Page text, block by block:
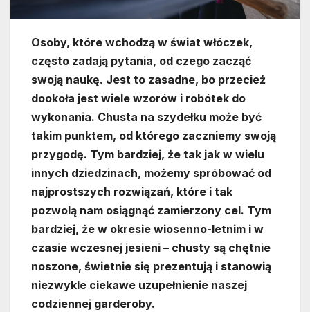
Osoby, które wchodzą w świat włóczek,
często zadają pytania, od czego zacząć
swoją naukę. Jest to zasadne, bo przecież
dookoła jest wiele wzorów i robótek do
wykonania. Chusta na szydełku może być
takim punktem, od którego zaczniemy swoją
przygodę. Tym bardziej, że tak jak w wielu
innych dziedzinach, możemy spróbować od
najprostszych rozwiązań, które i tak
pozwolą nam osiągnąć zamierzony cel. Tym
bardziej, że w okresie wiosenno-letnim i w
czasie wczesnej jesieni – chusty są chętnie
noszone, świetnie się prezentują i stanowią
niezwykle ciekawe uzupełnienie naszej
codziennej garderoby.